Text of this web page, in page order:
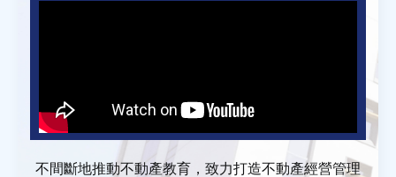
不間斷地推動不動產教育，致力打造不動產經營管理